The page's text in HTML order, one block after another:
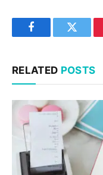
FacebookTwitter
RELATED POSTS